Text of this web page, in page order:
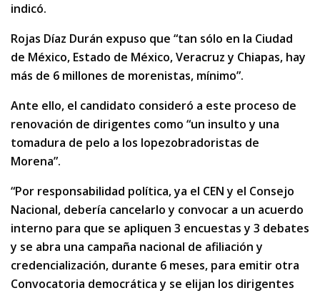
indicó.
Rojas Díaz Durán expuso que “tan sólo en la Ciudad
de México, Estado de México, Veracruz y Chiapas, hay
más de 6 millones de morenistas, mínimo”.
Ante ello, el candidato consideró a este proceso de
renovación de dirigentes como “un insulto y una
tomadura de pelo a los lopezobradoristas de
Morena”.
“Por responsabilidad política, ya el CEN y el Consejo
Nacional, debería cancelarlo y convocar a un acuerdo
interno para que se apliquen 3 encuestas y 3 debates
y se abra una campaña nacional de afiliación y
credencialización, durante 6 meses, para emitir otra
Convocatoria democrática y se elijan los dirigentes